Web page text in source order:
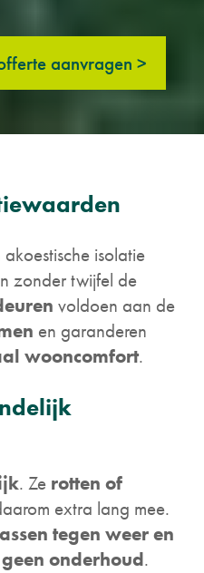
aanvragen >
isolatie
zonder twijfel de
voldoen aan de
en garanderen
wooncomfort.
. Ze rotten of
extra lang mee.
tegen weer en
geen onderhoud.